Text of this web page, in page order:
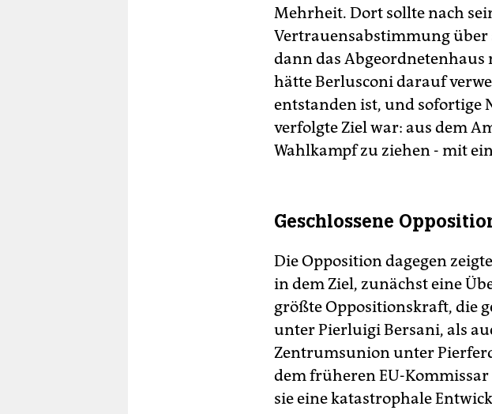
Mehrheit. Dort sollte nach
Vertrauensabstimmung über
dann das
hätte Berlusconi darauf
entstanden ist, und sofortige
verfolgte Ziel war: aus dem
Wahlkampf zu ziehen - mit
Geschlossene
Die Opposition dagegen
in dem Ziel, zunächst eine
größte Oppositionskraft, die
unter Pierluigi Bersani, als
Zentrumsunion unter
dem früheren EU-
sie eine katastrophale